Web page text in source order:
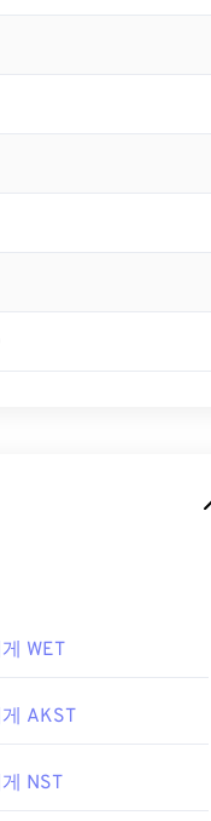
WET
AKST
NST